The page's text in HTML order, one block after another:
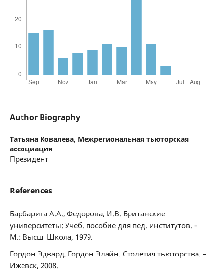
Author Biography
Татьяна Ковалева, Межрегиональная тьюторская
ассоциация
Президент
References
Барбарига А.А., Федорова, И.В. Британские
университеты: Учеб. пособие для пед. институтов. –
М.: Высш. Школа, 1979.
Гордон Эдвард, Гордон Элайн. Столетия тьюторства. –
Ижевск, 2008.